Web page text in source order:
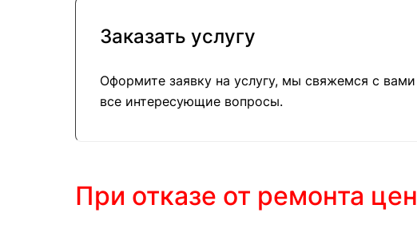
Заказать услугу
Оформите заявку на услугу, мы свяжемся с
все интересующие вопросы.
При отказе от ремонта